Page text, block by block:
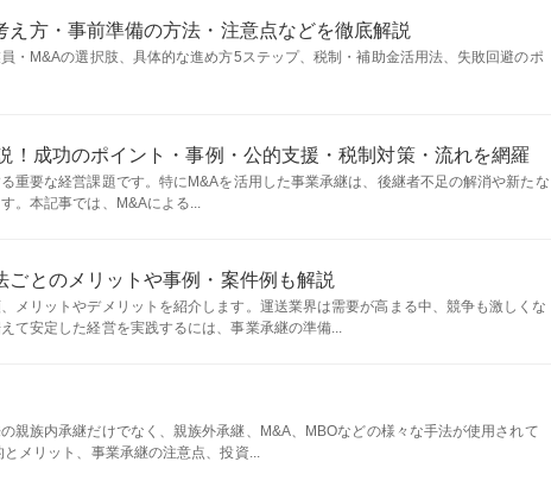
方・事前準備の方法・注意点などを徹底解説
・M&Aの選択肢、具体的な進め方5ステップ、税制・補助金活用法、失敗回避のポ
！成功のポイント・事例・公的支援・税制対策・流れを網羅
重要な経営課題です。特にM&Aを活用した事業承継は、後継者不足の解消や新たな
。本記事では、M&Aによる...
とのメリットや事例・案件例も解説
メリットやデメリットを紹介します。運送業界は需要が高まる中、競争も激しくな
て安定した経営を実践するには、事業承継の準備...
親族内承継だけでなく、親族外承継、M&A、MBOなどの様々な手法が使用されて
メリット、事業承継の注意点、投資...